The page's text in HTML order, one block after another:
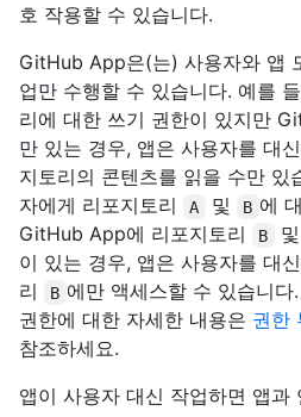
호 작용할 수 있습니다.
GitHub App은(는) 사용자와 앱
업만 수행할 수 있습니다. 예를
리에 대한 쓰기 권한이 있지만
만 있는 경우, 앱은 사용자를 대
지토리의 콘텐츠를 읽을 수만 있
자에게 리포지토리
A 및 B 에
GitHub App에 리포지토리
B 및
이 있는 경우, 앱은 사용자를 대
리
B 에만 액세스할 수 있습니
권한에 대한 자세한 내용은 권한
참조하세요.
앱이 사용자 대신 작업하면 앱과